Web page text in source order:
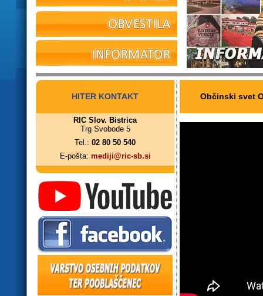
HITER KONTAKT
RIC Slov. Bistrica
Trg Svobode 5
Tel.: 02 80 50 540
E-pošta: mediji@ric-sb.si
Občinski svet